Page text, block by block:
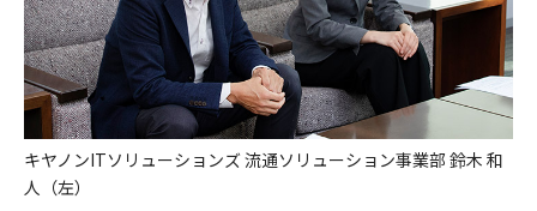
キヤノンITソリューションズ 流通ソリューション事業部 鈴木 和
人（左）